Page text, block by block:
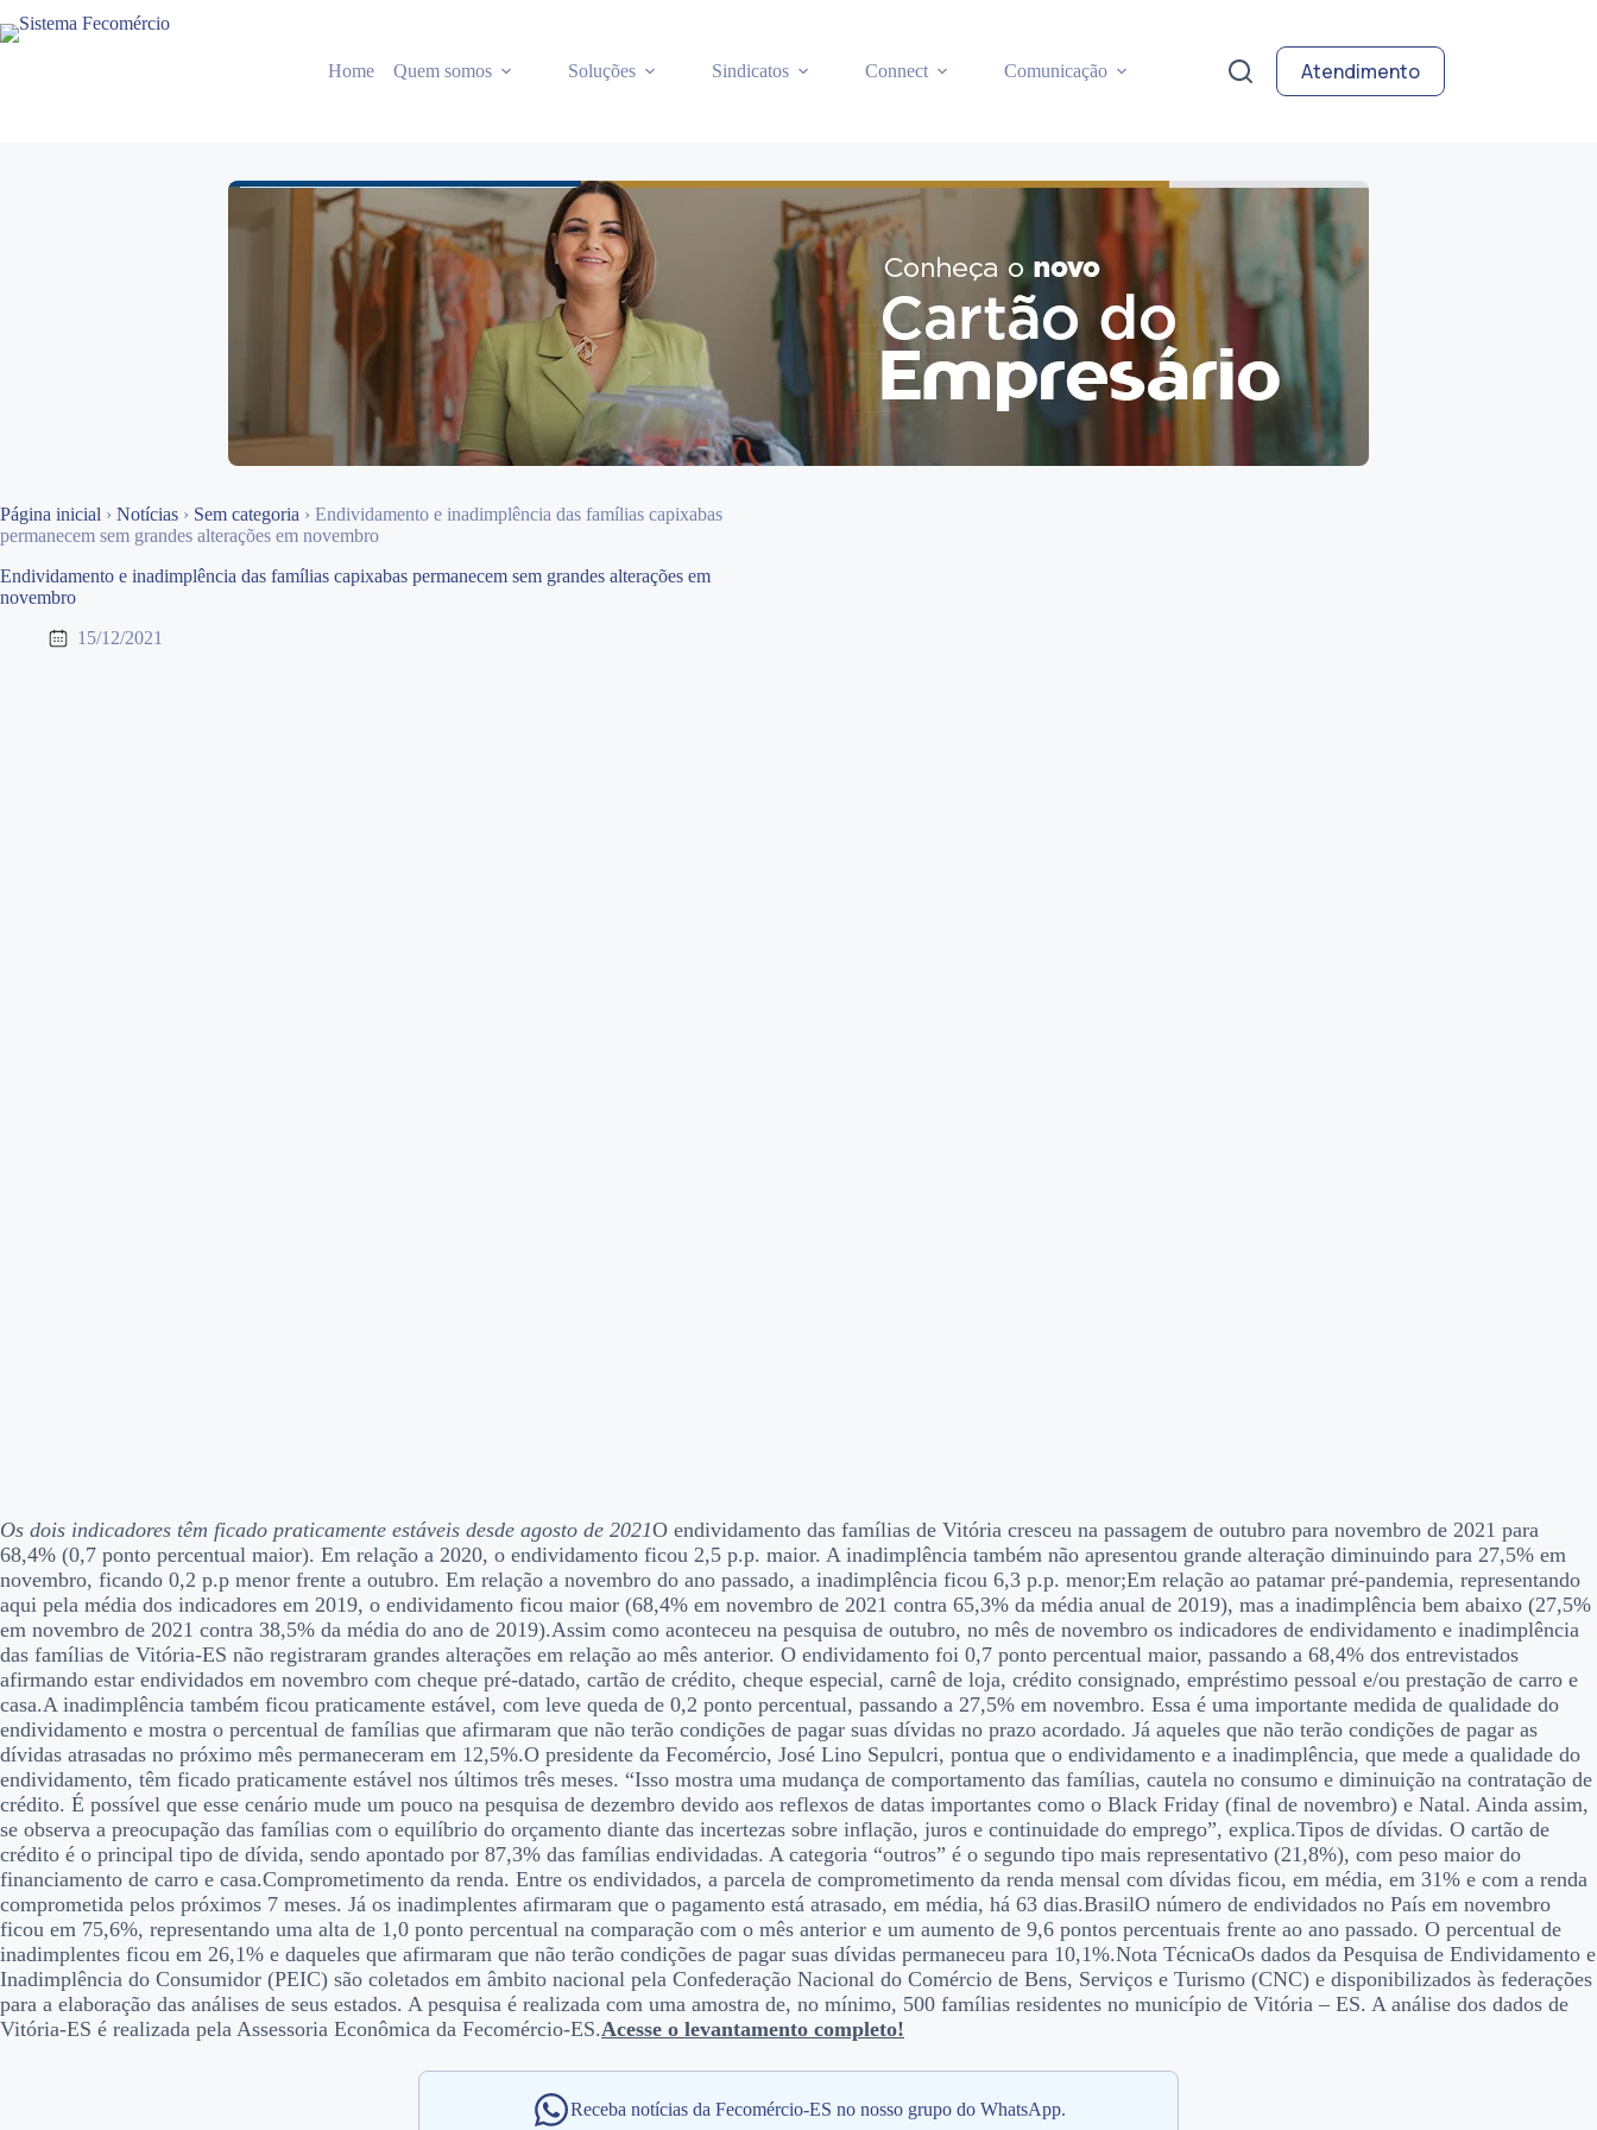
para
Home Quem somos Soluções Sindicatos Connect Comunicação Atendimento
Página inicial › Notícias › Sem categoria › Endividamento e inadimplência das famílias capixabas
permanecem sem grandes alterações em novembro
Endividamento e inadimplência das famílias capixabas permanecem sem grandes alterações em
novembro
15/12/2021
Os dois indicadores têm ficado praticamente estáveis desde agosto de 2021O endividamento das famílias de Vitória cresceu na passagem de outubro para novembro de 2021 para
68,4% (0,7 ponto percentual maior). Em relação a 2020, o endividamento ficou 2,5 p.p. maior. A inadimplência também não apresentou grande alteração diminuindo para 27,5% em
novembro, ficando 0,2 p.p menor frente a outubro. Em relação a novembro do ano passado, a inadimplência ficou 6,3 p.p. menor;Em relação ao patamar pré-pandemia, representando
aqui pela média dos indicadores em 2019, o endividamento ficou maior (68,4% em novembro de 2021 contra 65,3% da média anual de 2019), mas a inadimplência bem abaixo (27,5%
em novembro de 2021 contra 38,5% da média do ano de 2019).Assim como aconteceu na pesquisa de outubro, no mês de novembro os indicadores de endividamento e inadimplência
das famílias de Vitória-ES não registraram grandes alterações em relação ao mês anterior. O endividamento foi 0,7 ponto percentual maior, passando a 68,4% dos entrevistados
afirmando estar endividados em novembro com cheque pré-datado, cartão de crédito, cheque especial, carnê de loja, crédito consignado, empréstimo pessoal e/ou prestação de carro e
casa.A inadimplência também ficou praticamente estável, com leve queda de 0,2 ponto percentual, passando a 27,5% em novembro. Essa é uma importante medida de qualidade do
endividamento e mostra o percentual de famílias que afirmaram que não terão condições de pagar suas dívidas no prazo acordado. Já aqueles que não terão condições de pagar as
dívidas atrasadas no próximo mês permaneceram em 12,5%.O presidente da Fecomércio, José Lino Sepulcri, pontua que o endividamento e a inadimplência, que mede a qualidade do
endividamento, têm ficado praticamente estável nos últimos três meses. “Isso mostra uma mudança de comportamento das famílias, cautela no consumo e diminuição na contratação de
crédito. É possível que esse cenário mude um pouco na pesquisa de dezembro devido aos reflexos de datas importantes como o Black Friday (final de novembro) e Natal. Ainda assim,
se observa a preocupação das famílias com o equilíbrio do orçamento diante das incertezas sobre inflação, juros e continuidade do emprego”, explica.Tipos de dívidas. O cartão de
crédito é o principal tipo de dívida, sendo apontado por 87,3% das famílias endividadas. A categoria “outros” é o segundo tipo mais representativo (21,8%), com peso maior do
financiamento de carro e casa.Comprometimento da renda. Entre os endividados, a parcela de comprometimento da renda mensal com dívidas ficou, em média, em 31% e com a renda
comprometida pelos próximos 7 meses. Já os inadimplentes afirmaram que o pagamento está atrasado, em média, há 63 dias.BrasilO número de endividados no País em novembro
ficou em 75,6%, representando uma alta de 1,0 ponto percentual na comparação com o mês anterior e um aumento de 9,6 pontos percentuais frente ao ano passado. O percentual de
inadimplentes ficou em 26,1% e daqueles que afirmaram que não terão condições de pagar suas dívidas permaneceu para 10,1%.Nota TécnicaOs dados da Pesquisa de Endividamento e
Inadimplência do Consumidor (PEIC) são coletados em âmbito nacional pela Confederação Nacional do Comércio de Bens, Serviços e Turismo (CNC) e disponibilizados às federações
para a elaboração das análises de seus estados. A pesquisa é realizada com uma amostra de, no mínimo, 500 famílias residentes no município de Vitória – ES. A análise dos dados de
Vitória-ES é realizada pela Assessoria Econômica da Fecomércio-ES.Acesse o levantamento completo!
Receba notícias da Fecomércio-ES no nosso grupo do WhatsApp.